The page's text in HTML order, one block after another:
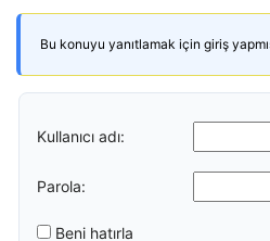
Bu konuyu yanıtlamak için giriş
Kullanıcı adı:
Parola:
Beni hatırla